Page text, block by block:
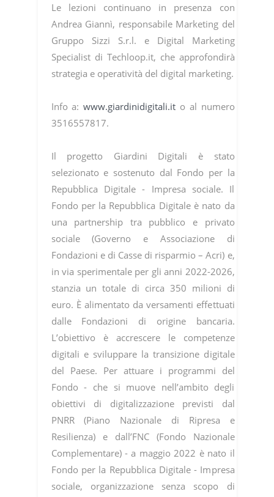
Le lezioni continuano in presenza con
Andrea Giannì, responsabile Marketing del
Gruppo Sizzi S.r.l. e Digital Marketing
Specialist di Techloop.it, che approfondirà
strategia e operatività del digital marketing.
Info a:www.giardinidigitali.it o al numero
3516557817.
Il progetto Giardini Digitali è stato
selezionato e sostenuto dal Fondo per la
Repubblica Digitale - Impresa sociale. Il
Fondo per la Repubblica Digitale è nato da
una partnership tra pubblico e privato
sociale (Governo e Associazione di
Fondazioni e di Casse di risparmio – Acri) e,
in via sperimentale per gli anni 2022-2026,
stanzia un totale di circa 350 milioni di
euro. È alimentato da versamenti effettuati
dalle Fondazioni di origine bancaria.
L’obiettivo è accrescere le competenze
digitali e sviluppare la transizione digitale
del Paese. Per attuare i programmi del
Fondo - che si muove nell’ambito degli
obiettivi di digitalizzazione previsti dal
PNRR (Piano Nazionale di Ripresa e
Resilienza) e dall’FNC (Fondo Nazionale
Complementare) - a maggio 2022 è nato il
Fondo per la Repubblica Digitale - Impresa
sociale, organizzazione senza scopo di